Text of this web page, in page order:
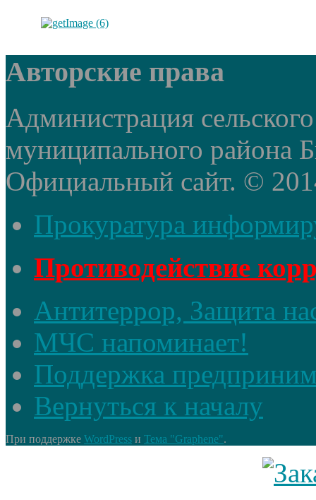
Авторские права
Администрация
муниципального района
Официальный сайт. ©
Прокуратура
Противодействие
Антитеррор, Защита
МЧС напоминает!
Поддержка
Вернуться к началу
При поддержке WordPress и Тема "Graphene".